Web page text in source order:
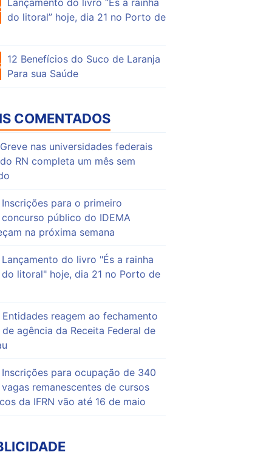
Lançamento do livro “És a rainha
do litoral” hoje, dia 21 no Porto de
12 Benefícios do Suco de Laranja
Para sua Saúde
COMENTADOS
Greve nas universidades federais
do RN completa um mês sem
Inscrições para o primeiro
concurso público do IDEMA
na próxima semana
Lançamento do livro "És a rainha
do litoral" hoje, dia 21 no Porto de
Entidades reagem ao fechamento
de agência da Receita Federal de
Inscrições para ocupação de 340
vagas remanescentes de cursos
da IFRN vão até 16 de maio